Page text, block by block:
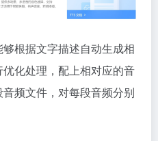
根据文字描述自动生成相
化处理，配上相对应的音
频文件，对每段音频分别